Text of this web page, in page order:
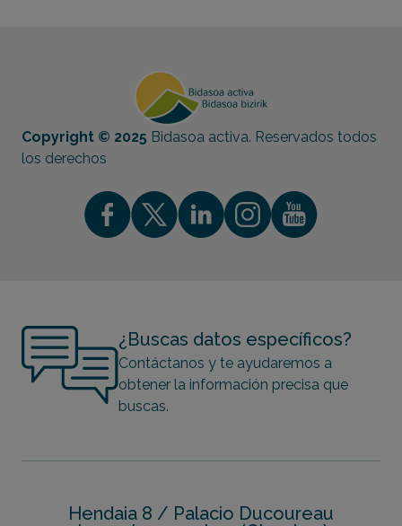
Copyright © 2025 Bidasoa activa. Reservados todos
los derechos
¿Buscas datos específicos?
Contáctanos y te ayudaremos a
obtener la información precisa que
buscas.
Hendaia 8 / Palacio Ducoureau